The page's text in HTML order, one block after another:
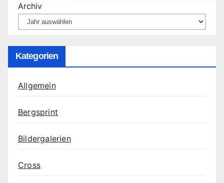
Archiv
Kategorien
Allgemein
Bergsprint
Bildergalerien
Cross